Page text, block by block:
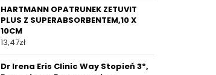
HARTMANN OPATRUNEK ZETUVIT
PLUS Z SUPERABSORBENTEM,10 X
10CM
13,47zł
Dr Irena Eris Clinic Way Stopień 3º,